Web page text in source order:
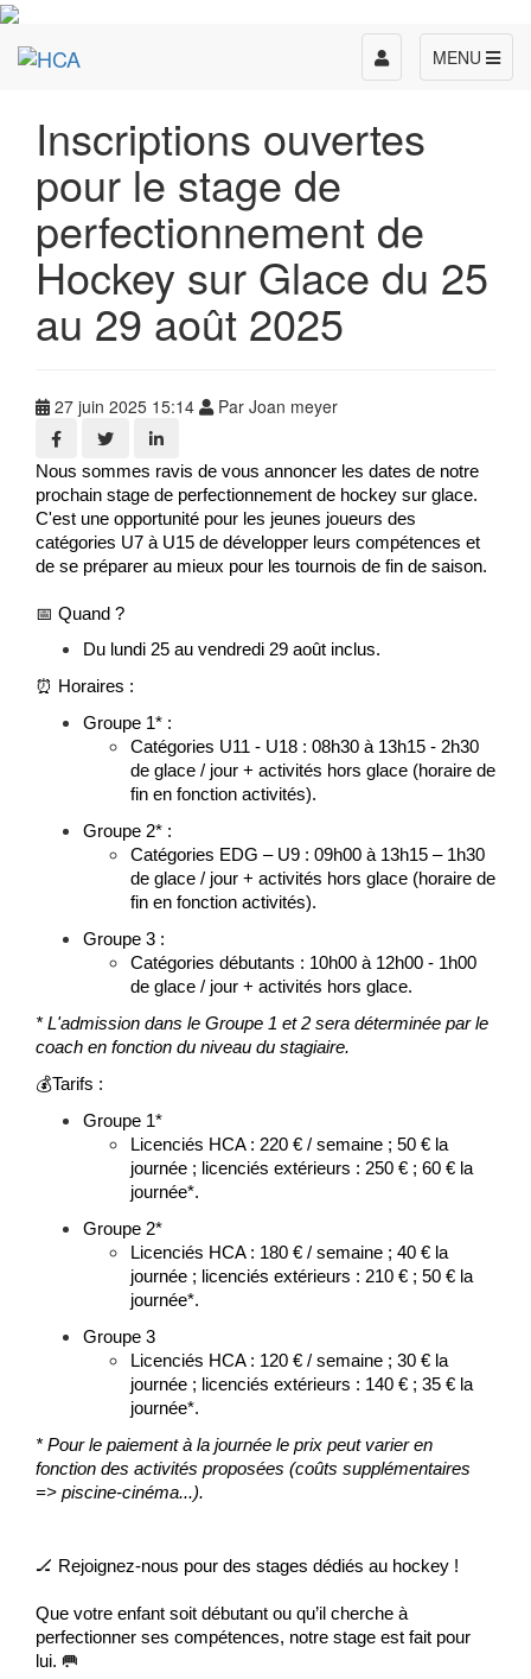
MENU
Toggle
navigation
Inscriptions ouvertes
pour le stage de
perfectionnement de
Hockey sur Glace du 25
au 29 août 2025
27 juin 2025 15:14 Par Joan meyer
Nous sommes ravis de vous annoncer les dates de notre
prochain stage de perfectionnement de hockey sur glace.
C'est une opportunité pour les jeunes joueurs des
catégories U7 à U15 de développer leurs compétences et
de se préparer au mieux pour les tournois de fin de saison.
📅 Quand ?
Du lundi 25 au vendredi 29 août inclus.
⏰ Horaires :
Groupe 1* :
Catégories U11 - U18 : 08h30 à 13h15 - 2h30
de glace / jour + activités hors glace (horaire de
fin en fonction activités).
Groupe 2* :
Catégories EDG – U9 : 09h00 à 13h15 – 1h30
de glace / jour + activités hors glace (horaire de
fin en fonction activités).
Groupe 3 :
Catégories débutants : 10h00 à 12h00 - 1h00
de glace / jour + activités hors glace.
* L'admission dans le Groupe 1 et 2 sera déterminée par le
coach en fonction du niveau du stagiaire.
💰Tarifs :
Groupe 1*
Licenciés HCA : 220 € / semaine ; 50 € la
journée ; licenciés extérieurs : 250 € ; 60 € la
journée*.
Groupe 2*
Licenciés HCA : 180 € / semaine ; 40 € la
journée ; licenciés extérieurs : 210 € ; 50 € la
journée*.
Groupe 3
Licenciés HCA : 120 € / semaine ; 30 € la
journée ; licenciés extérieurs : 140 € ; 35 € la
journée*.
* Pour le paiement à la journée le prix peut varier en
fonction des activités proposées (coûts supplémentaires
=> piscine-cinéma...).
🏒 Rejoignez-nous pour des stages dédiés au hockey !
Que votre enfant soit débutant ou qu’il cherche à
perfectionner ses compétences, notre stage est fait pour
lui. 🥅